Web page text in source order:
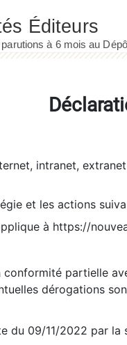
intranet,
et les actions
à https://
conformité partielle
dérogations
du 09/11/2022 par